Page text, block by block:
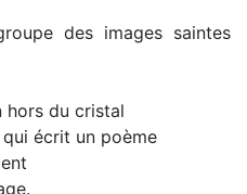
des images saintes
hors du cristal
qui écrit un poème